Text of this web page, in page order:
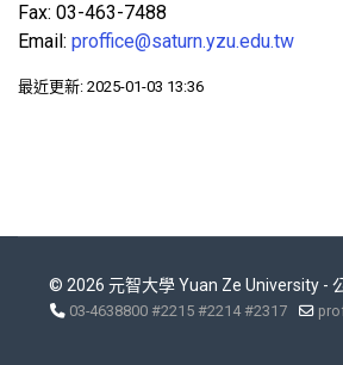
Fax: 03-463-7488
Email: proffice@saturn.yzu.edu.tw
最近更新: 2025-01-03 13:36
© 2026 元智大學 Yuan Ze University -
03-4638800 #2215 #2214 #2317